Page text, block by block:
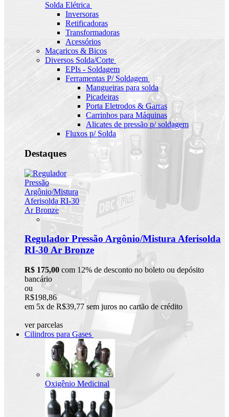
Solda Elétrica
Inversoras
Retificadoras
Transformadoras
Acessórios
Maçaricos & Bicos
Diversos Solda/Corte
EPIs - Soldagem
Ferramentas P/ Soldagem
Mangueiras para solda
Picadeiras
Porta Eletrodos & Garras
Carrinhos para Máquinas
Alicates de pressão p/ soldagem
Fluxos p/ Solda
Destaques
Regulador Pressão Argônio/Mistura Aferisolda
RI-30 Ar Bronze
R$ 175,00 com 12% de desconto no boleto ou depósito
bancário
ou
R$198,86
em 5x de R$39,77 sem juros no cartão de crédito
ver parcelas
Cilindros para Gases
Oxigênio Medicinal